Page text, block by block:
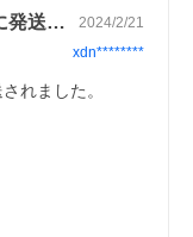
入試対策用に購入しました。すぐに発送さ… 2024/2/21
xdn********
れました。